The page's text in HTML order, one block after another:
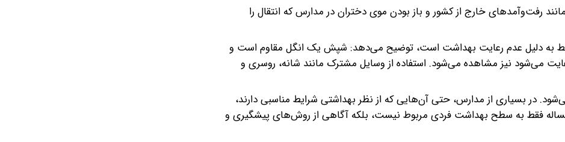
رفت‌وآمدهای خارج از کشور و باز بودن موی دختران در مدارس که انتقال را
فقط به دلیل عدم رعایت بهداشت است، توضیح می‌دهد: شپش یک انگل مقاوم است و
می‌شود نیز مشاهده می‌شود. استفاده از وسایل مشترک مانند شانه، روسری و
در بسیاری از مدارس، حتی آن‌هایی که از نظر بهداشتی شرایط مناسبی دارند،
فقط به سطح بهداشت فردی مربوط نیست، بلکه آگاهی از روش‌های پیشگیری و